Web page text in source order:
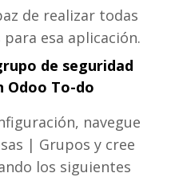
de realizar todas
esa aplicación.
de seguridad
Odoo To-do
navegue
| Grupos y cree
los siguientes